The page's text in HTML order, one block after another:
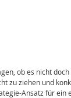
ob es nicht
zu ziehen und
Ansatz für